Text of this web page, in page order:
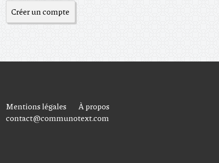
Créer un compte
Mentions légales
À propos
contact@communotext.com